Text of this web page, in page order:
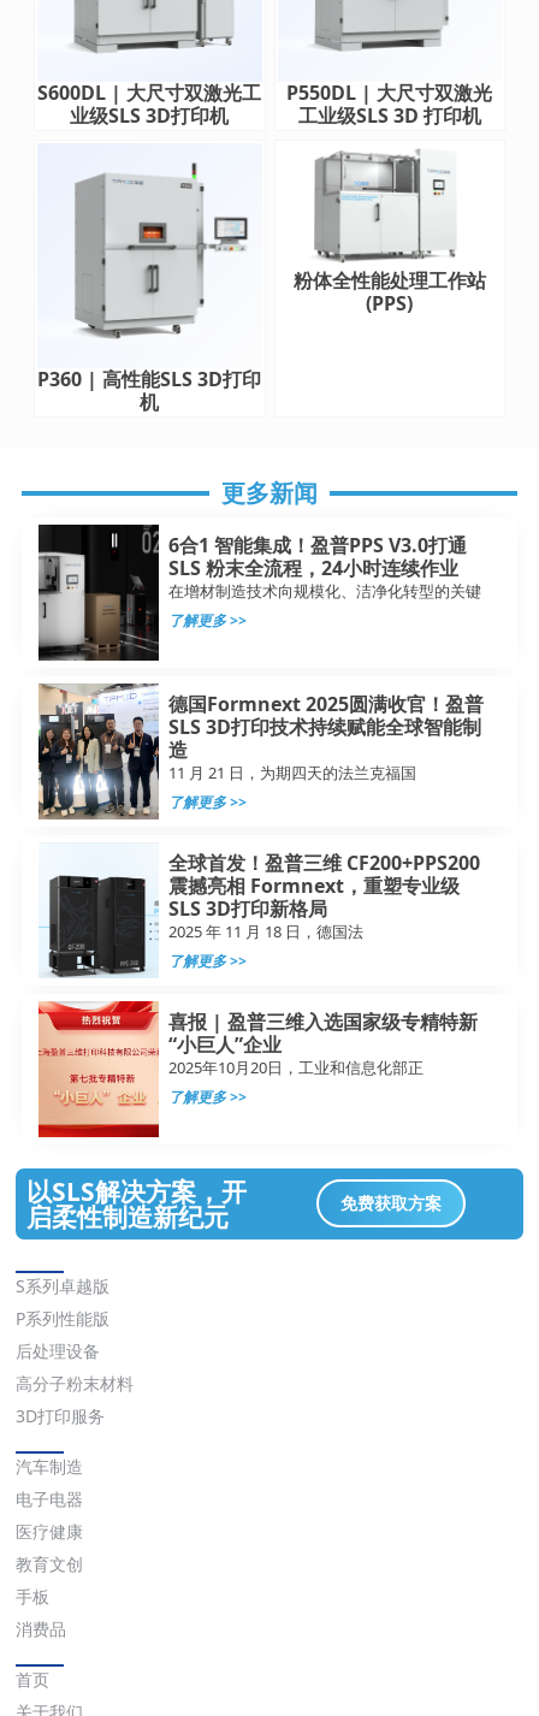
S600DL | 大尺寸双激光工
业级SLS 3D打印机
P550DL | 大尺寸双激光
工业级SLS 3D 打印机
P360 | 高性能SLS 3D打印
机
粉体全性能处理工作站
(PPS)
更多新闻
6合1 智能集成！盈普PPS V3.0打通
SLS 粉末全流程，24小时连续作业
在增材制造技术向规模化、洁净化转型的关键
了解更多 >>
德国Formnext 2025圆满收官！盈普
SLS 3D打印技术持续赋能全球智能制
造
11 月 21 日，为期四天的法兰克福国
了解更多 >>
全球首发！盈普三维 CF200+PPS200
震撼亮相 Formnext，重塑专业级
SLS 3D打印新格局
2025 年 11 月 18 日，德国法
了解更多 >>
喜报 | 盈普三维入选国家级专精特新
“小巨人”企业
2025年10月20日，工业和信息化部正
了解更多 >>
以SLS解决方案，开
启柔性制造新纪元 免费获取方案
S系列卓越版
P系列性能版
后处理设备
高分子粉末材料
3D打印服务
汽车制造
电子电器
医疗健康
教育文创
手板
消费品
首页